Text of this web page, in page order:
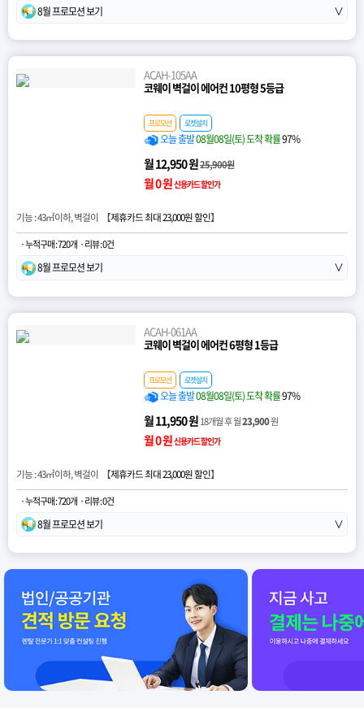
8월 프로모션 보기 ∨
ACAH-105AA
코웨이 벽걸이 에어컨 10평형 5등급
프로모션 로켓설치
오늘 출발08월08일(토) 도착 확률97%
월 12,950 원25,900원
월 0 원신용카드 할인가
기능 : 43㎡이하, 벽걸이 【제휴카드 최대 23,000원 할인】
· 누적구매 : 720개 · 리뷰 : 0건
8월 프로모션 보기 ∨
ACAH-061AA
코웨이 벽걸이 에어컨 6평형 1등급
프로모션 로켓설치
오늘 출발08월08일(토) 도착 확률97%
월 11,950 원18개월 후 월23,900원
월 0 원신용카드 할인가
기능 : 43㎡이하, 벽걸이 【제휴카드 최대 23,000원 할인】
· 누적구매 : 720개 · 리뷰 : 0건
8월 프로모션 보기 ∨